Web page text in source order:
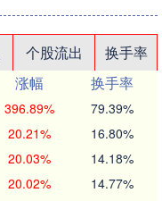
个股流出
换手率
涨幅
换手率
396.89% 79.39%
20.21% 16.80%
20.03% 14.18%
20.02% 14.77%